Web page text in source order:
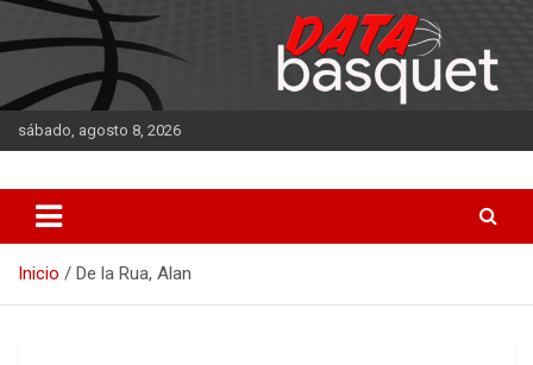
Saltar
al
contenido
sábado, agosto 8, 2026
DATA Basquet
Inicio De la Rua, Alan